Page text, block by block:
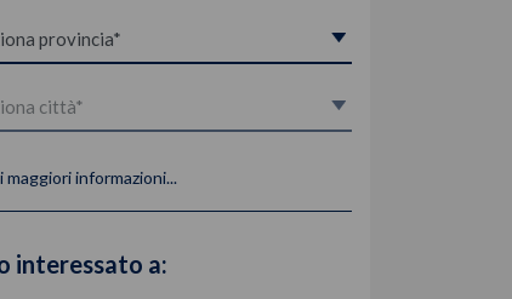
maggiori informazioni...
interessato a: